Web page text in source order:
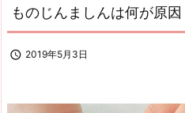
ものじんましんは何が原因
 2019年5月3日